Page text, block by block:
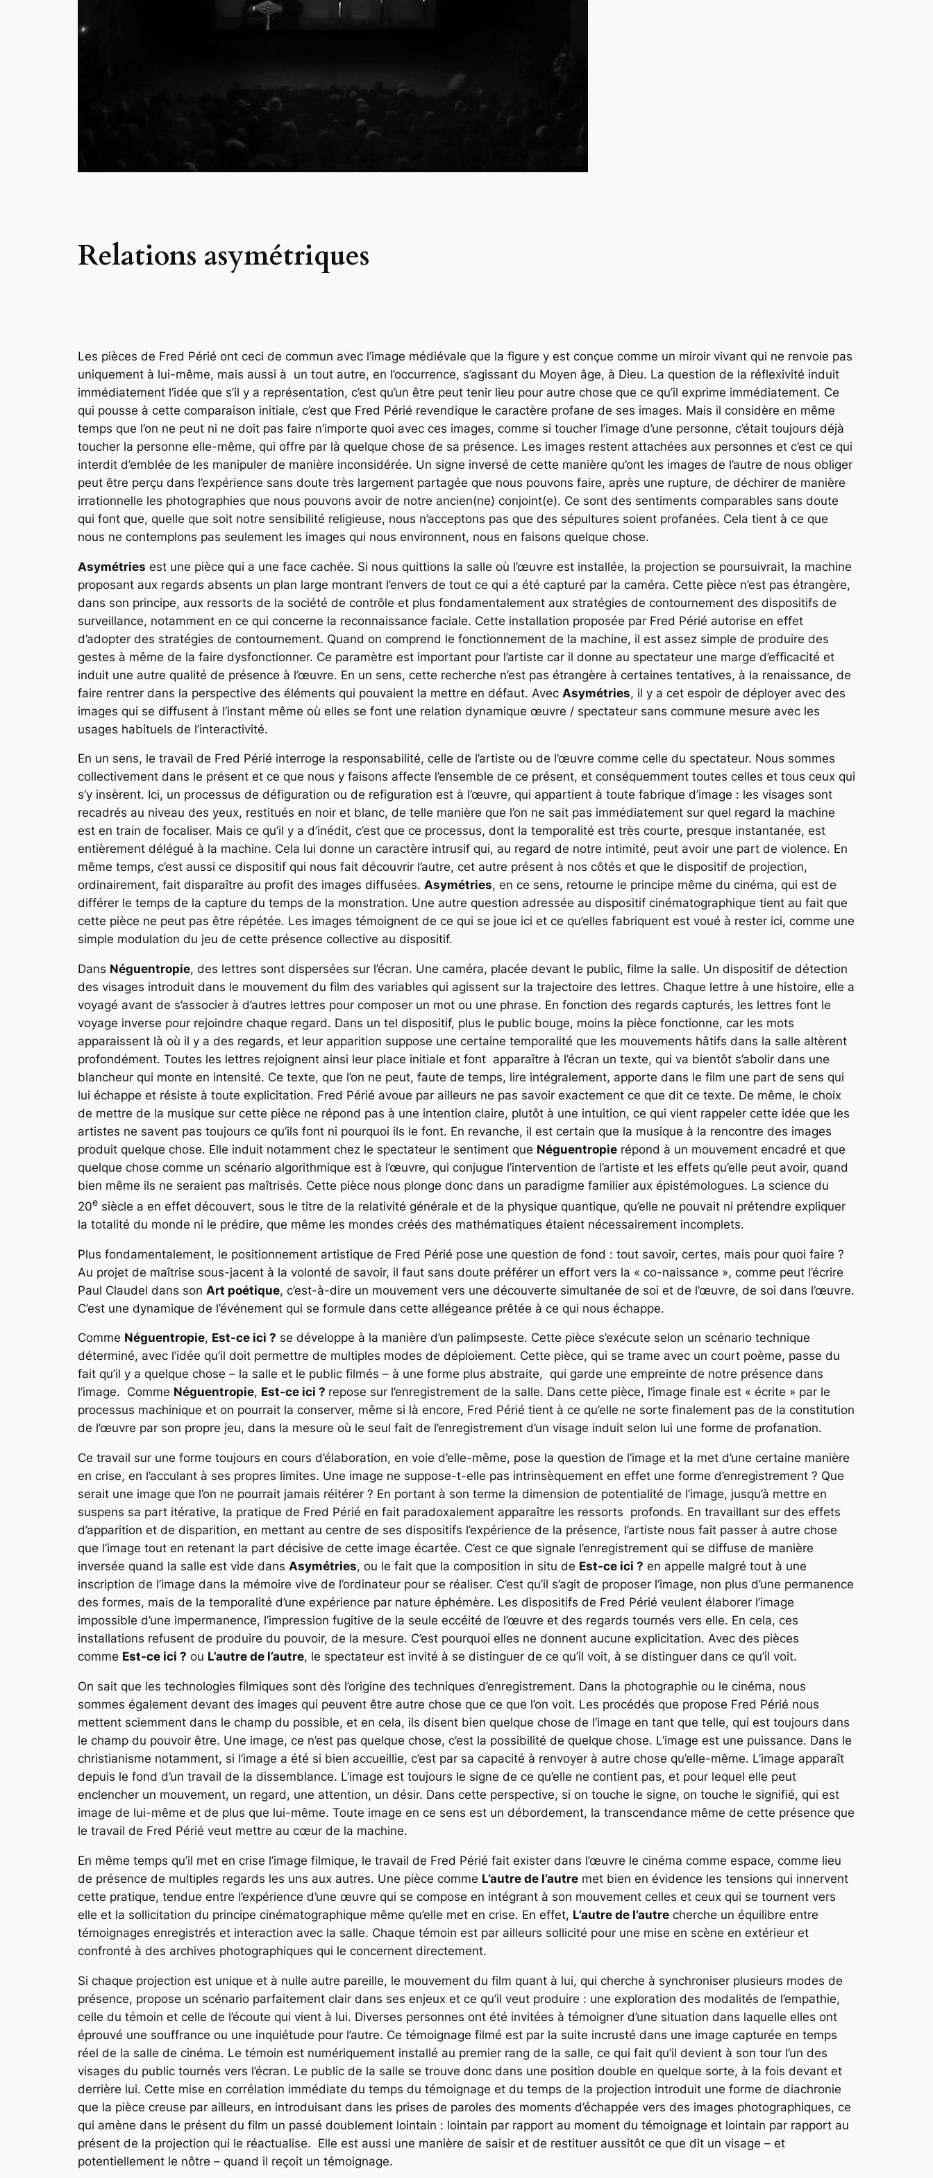
Relations asymétriques
Les pièces de Fred Périé ont ceci de commun avec l’image médiévale que la figure y est conçue comme un miroir vivant qui ne renvoie pas
uniquement à lui-même, mais aussi à un tout autre, en l’occurrence, s’agissant du Moyen âge, à Dieu. La question de la réflexivité induit
immédiatement l’idée que s’il y a représentation, c’est qu’un être peut tenir lieu pour autre chose que ce qu’il exprime immédiatement. Ce
qui pousse à cette comparaison initiale, c’est que Fred Périé revendique le caractère profane de ses images. Mais il considère en même
temps que l’on ne peut ni ne doit pas faire n’importe quoi avec ces images, comme si toucher l’image d’une personne, c’était toujours déjà
toucher la personne elle-même, qui offre par là quelque chose de sa présence. Les images restent attachées aux personnes et c’est ce qui
interdit d’emblée de les manipuler de manière inconsidérée. Un signe inversé de cette manière qu’ont les images de l’autre de nous obliger
peut être perçu dans l’expérience sans doute très largement partagée que nous pouvons faire, après une rupture, de déchirer de manière
irrationnelle les photographies que nous pouvons avoir de notre ancien(ne) conjoint(e). Ce sont des sentiments comparables sans doute
qui font que, quelle que soit notre sensibilité religieuse, nous n’acceptons pas que des sépultures soient profanées. Cela tient à ce que
nous ne contemplons pas seulement les images qui nous environnent, nous en faisons quelque chose.
Asymétries est une pièce qui a une face cachée. Si nous quittions la salle où l’œuvre est installée, la projection se poursuivrait, la machine
proposant aux regards absents un plan large montrant l’envers de tout ce qui a été capturé par la caméra. Cette pièce n’est pas étrangère,
dans son principe, aux ressorts de la société de contrôle et plus fondamentalement aux stratégies de contournement des dispositifs de
surveillance, notamment en ce qui concerne la reconnaissance faciale. Cette installation proposée par Fred Périé autorise en effet
d’adopter des stratégies de contournement. Quand on comprend le fonctionnement de la machine, il est assez simple de produire des
gestes à même de la faire dysfonctionner. Ce paramètre est important pour l’artiste car il donne au spectateur une marge d’efficacité et
induit une autre qualité de présence à l’œuvre. En un sens, cette recherche n’est pas étrangère à certaines tentatives, à la renaissance, de
faire rentrer dans la perspective des éléments qui pouvaient la mettre en défaut. Avec Asymétries, il y a cet espoir de déployer avec des
images qui se diffusent à l’instant même où elles se font une relation dynamique œuvre / spectateur sans commune mesure avec les
usages habituels de l’interactivité.
En un sens, le travail de Fred Périé interroge la responsabilité, celle de l’artiste ou de l’œuvre comme celle du spectateur. Nous sommes
collectivement dans le présent et ce que nous y faisons affecte l’ensemble de ce présent, et conséquemment toutes celles et tous ceux qui
s’y insèrent. Ici, un processus de défiguration ou de refiguration est à l’œuvre, qui appartient à toute fabrique d’image : les visages sont
recadrés au niveau des yeux, restitués en noir et blanc, de telle manière que l’on ne sait pas immédiatement sur quel regard la machine
est en train de focaliser. Mais ce qu’il y a d’inédit, c’est que ce processus, dont la temporalité est très courte, presque instantanée, est
entièrement délégué à la machine. Cela lui donne un caractère intrusif qui, au regard de notre intimité, peut avoir une part de violence. En
même temps, c’est aussi ce dispositif qui nous fait découvrir l’autre, cet autre présent à nos côtés et que le dispositif de projection,
ordinairement, fait disparaître au profit des images diffusées. Asymétries, en ce sens, retourne le principe même du cinéma, qui est de
différer le temps de la capture du temps de la monstration. Une autre question adressée au dispositif cinématographique tient au fait que
cette pièce ne peut pas être répétée. Les images témoignent de ce qui se joue ici et ce qu’elles fabriquent est voué à rester ici, comme une
simple modulation du jeu de cette présence collective au dispositif.
Dans Néguentropie, des lettres sont dispersées sur l’écran. Une caméra, placée devant le public, filme la salle. Un dispositif de détection
des visages introduit dans le mouvement du film des variables qui agissent sur la trajectoire des lettres. Chaque lettre à une histoire, elle a
voyagé avant de s’associer à d’autres lettres pour composer un mot ou une phrase. En fonction des regards capturés, les lettres font le
voyage inverse pour rejoindre chaque regard. Dans un tel dispositif, plus le public bouge, moins la pièce fonctionne, car les mots
apparaissent là où il y a des regards, et leur apparition suppose une certaine temporalité que les mouvements hâtifs dans la salle altèrent
profondément. Toutes les lettres rejoignent ainsi leur place initiale et font apparaître à l’écran un texte, qui va bientôt s’abolir dans une
blancheur qui monte en intensité. Ce texte, que l’on ne peut, faute de temps, lire intégralement, apporte dans le film une part de sens qui
lui échappe et résiste à toute explicitation. Fred Périé avoue par ailleurs ne pas savoir exactement ce que dit ce texte. De même, le choix
de mettre de la musique sur cette pièce ne répond pas à une intention claire, plutôt à une intuition, ce qui vient rappeler cette idée que les
artistes ne savent pas toujours ce qu’ils font ni pourquoi ils le font. En revanche, il est certain que la musique à la rencontre des images
produit quelque chose. Elle induit notamment chez le spectateur le sentiment que Néguentropie répond à un mouvement encadré et que
quelque chose comme un scénario algorithmique est à l’œuvre, qui conjugue l’intervention de l’artiste et les effets qu’elle peut avoir, quand
bien même ils ne seraient pas maîtrisés. Cette pièce nous plonge donc dans un paradigme familier aux épistémologues. La science du
20e siècle a en effet découvert, sous le titre de la relativité générale et de la physique quantique, qu’elle ne pouvait ni prétendre expliquer
la totalité du monde ni le prédire, que même les mondes créés des mathématiques étaient nécessairement incomplets.
Plus fondamentalement, le positionnement artistique de Fred Périé pose une question de fond : tout savoir, certes, mais pour quoi faire ?
Au projet de maîtrise sous-jacent à la volonté de savoir, il faut sans doute préférer un effort vers la « co-naissance », comme peut l’écrire
Paul Claudel dans son Art poétique, c’est-à-dire un mouvement vers une découverte simultanée de soi et de l’œuvre, de soi dans l’œuvre.
C’est une dynamique de l’événement qui se formule dans cette allégeance prêtée à ce qui nous échappe.
Comme Néguentropie, Est-ce ici ? se développe à la manière d’un palimpseste. Cette pièce s’exécute selon un scénario technique
déterminé, avec l’idée qu’il doit permettre de multiples modes de déploiement. Cette pièce, qui se trame avec un court poème, passe du
fait qu’il y a quelque chose – la salle et le public filmés – à une forme plus abstraite, qui garde une empreinte de notre présence dans
l’image. Comme Néguentropie, Est-ce ici ? repose sur l’enregistrement de la salle. Dans cette pièce, l’image finale est « écrite » par le
processus machinique et on pourrait la conserver, même si là encore, Fred Périé tient à ce qu’elle ne sorte finalement pas de la constitution
de l’œuvre par son propre jeu, dans la mesure où le seul fait de l’enregistrement d’un visage induit selon lui une forme de profanation.
Ce travail sur une forme toujours en cours d’élaboration, en voie d’elle-même, pose la question de l’image et la met d’une certaine manière
en crise, en l’acculant à ses propres limites. Une image ne suppose-t-elle pas intrinsèquement en effet une forme d’enregistrement ? Que
serait une image que l’on ne pourrait jamais réitérer ? En portant à son terme la dimension de potentialité de l’image, jusqu’à mettre en
suspens sa part itérative, la pratique de Fred Périé en fait paradoxalement apparaître les ressorts profonds. En travaillant sur des effets
d’apparition et de disparition, en mettant au centre de ses dispositifs l’expérience de la présence, l’artiste nous fait passer à autre chose
que l’image tout en retenant la part décisive de cette image écartée. C’est ce que signale l’enregistrement qui se diffuse de manière
inversée quand la salle est vide dans Asymétries, ou le fait que la composition in situ de Est-ce ici ? en appelle malgré tout à une
inscription de l’image dans la mémoire vive de l’ordinateur pour se réaliser. C’est qu’il s’agit de proposer l’image, non plus d’une permanence
des formes, mais de la temporalité d’une expérience par nature éphémère. Les dispositifs de Fred Périé veulent élaborer l’image
impossible d’une impermanence, l’impression fugitive de la seule eccéité de l’œuvre et des regards tournés vers elle. En cela, ces
installations refusent de produire du pouvoir, de la mesure. C’est pourquoi elles ne donnent aucune explicitation. Avec des pièces
comme Est-ce ici ? ou L’autre de l’autre, le spectateur est invité à se distinguer de ce qu’il voit, à se distinguer dans ce qu’il voit.
On sait que les technologies filmiques sont dès l’origine des techniques d’enregistrement. Dans la photographie ou le cinéma, nous
sommes également devant des images qui peuvent être autre chose que ce que l’on voit. Les procédés que propose Fred Périé nous
mettent sciemment dans le champ du possible, et en cela, ils disent bien quelque chose de l’image en tant que telle, qui est toujours dans
le champ du pouvoir être. Une image, ce n’est pas quelque chose, c’est la possibilité de quelque chose. L’image est une puissance. Dans le
christianisme notamment, si l’image a été si bien accueillie, c’est par sa capacité à renvoyer à autre chose qu’elle-même. L’image apparaît
depuis le fond d’un travail de la dissemblance. L’image est toujours le signe de ce qu’elle ne contient pas, et pour lequel elle peut
enclencher un mouvement, un regard, une attention, un désir. Dans cette perspective, si on touche le signe, on touche le signifié, qui est
image de lui-même et de plus que lui-même. Toute image en ce sens est un débordement, la transcendance même de cette présence que
le travail de Fred Périé veut mettre au cœur de la machine.
En même temps qu’il met en crise l’image filmique, le travail de Fred Périé fait exister dans l’œuvre le cinéma comme espace, comme lieu
de présence de multiples regards les uns aux autres. Une pièce comme L’autre de l’autre met bien en évidence les tensions qui innervent
cette pratique, tendue entre l’expérience d’une œuvre qui se compose en intégrant à son mouvement celles et ceux qui se tournent vers
elle et la sollicitation du principe cinématographique même qu’elle met en crise. En effet, L’autre de l’autre cherche un équilibre entre
témoignages enregistrés et interaction avec la salle. Chaque témoin est par ailleurs sollicité pour une mise en scène en extérieur et
confronté à des archives photographiques qui le concernent directement.
Si chaque projection est unique et à nulle autre pareille, le mouvement du film quant à lui, qui cherche à synchroniser plusieurs modes de
présence, propose un scénario parfaitement clair dans ses enjeux et ce qu’il veut produire : une exploration des modalités de l’empathie,
celle du témoin et celle de l’écoute qui vient à lui. Diverses personnes ont été invitées à témoigner d’une situation dans laquelle elles ont
éprouvé une souffrance ou une inquiétude pour l’autre. Ce témoignage filmé est par la suite incrusté dans une image capturée en temps
réel de la salle de cinéma. Le témoin est numériquement installé au premier rang de la salle, ce qui fait qu’il devient à son tour l’un des
visages du public tournés vers l’écran. Le public de la salle se trouve donc dans une position double en quelque sorte, à la fois devant et
derrière lui. Cette mise en corrélation immédiate du temps du témoignage et du temps de la projection introduit une forme de diachronie
que la pièce creuse par ailleurs, en introduisant dans les prises de paroles des moments d’échappée vers des images photographiques, ce
qui amène dans le présent du film un passé doublement lointain : lointain par rapport au moment du témoignage et lointain par rapport au
présent de la projection qui le réactualise. Elle est aussi une manière de saisir et de restituer aussitôt ce que dit un visage – et
potentiellement le nôtre – quand il reçoit un témoignage.